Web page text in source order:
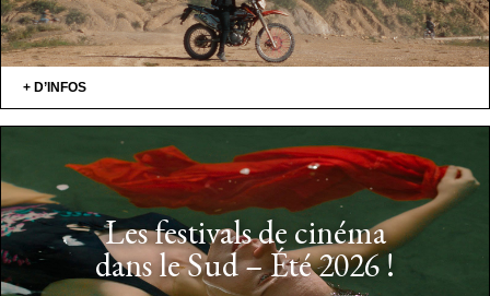
+ D’INFOS
Les festivals de cinéma
dans le Sud – Été 2026 !